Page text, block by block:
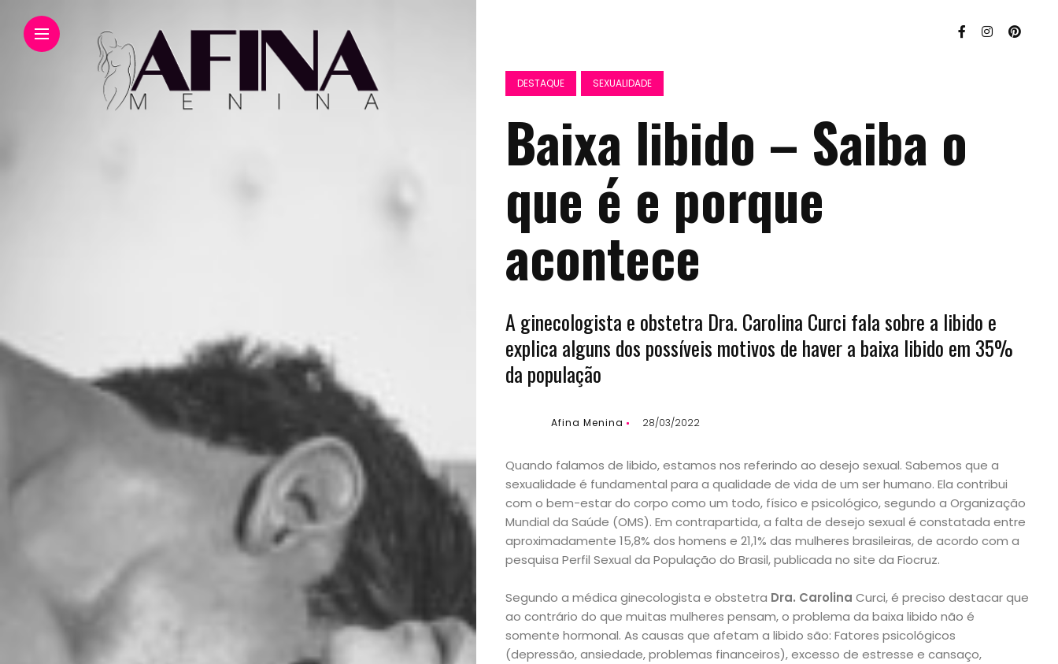
DESTAQUE SEXUALIDADE
Baixa libido – Saiba o
que é e porque
acontece
A ginecologista e obstetra Dra. Carolina Curci fala sobre a libido e
explica alguns dos possíveis motivos de haver a baixa libido em 35%
da população
Afina Menina 28/03/2022
Quando falamos de libido, estamos nos referindo ao desejo sexual. Sabemos que a
sexualidade é fundamental para a qualidade de vida de um ser humano. Ela contribui
com o bem-estar do corpo como um todo, físico e psicológico, segundo a Organização
Mundial da Saúde (OMS). Em contrapartida, a falta de desejo sexual é constatada entre
aproximadamente 15,8% dos homens e 21,1% das mulheres brasileiras, de acordo com a
pesquisa Perfil Sexual da População do Brasil, publicada no site da Fiocruz.
Segundo a médica ginecologista e obstetra Dra. Carolina Curci, é preciso destacar que
ao contrário do que muitas mulheres pensam, o problema da baixa libido não é
somente hormonal. As causas que afetam a libido são: Fatores psicológicos
(depressão, ansiedade, problemas financeiros), excesso de estresse e cansaço,